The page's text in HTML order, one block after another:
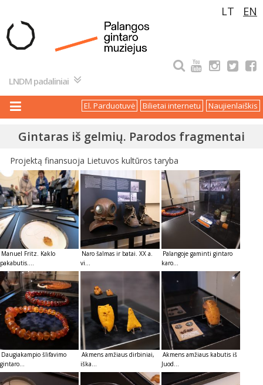
turinio
LT EN
LNDM padaliniai
Naujienlaiškis
Bilietai internetu
El. Parduotuvė
Gintaras iš gelmių. Parodos fragmentai
Projektą finansuoja Lietuvos kultūros taryba
Manuel Fritz. Kaklo
pakabutis....
Naro šalmas ir batai. XX a.
vi...
Palangoje gaminti gintaro
karo...
Daugiakampio šlifavimo
gintaro...
Akmens amžiaus dirbiniai,
iška...
Akmens amžiaus kabutis iš
Juod...